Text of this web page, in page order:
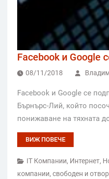
Facebook и Google
08/11/2018
Facebook и Google се
Бърнърс-Лий, който
понижаване на тяхната
ВИЖ ПОВЕЧЕ
IT Компании, Интернет,
компании, свободен и